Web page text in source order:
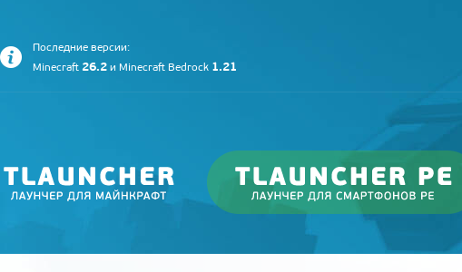
Последние версии:
Minecraft 26.2 и Minecraft Bedrock 1.21